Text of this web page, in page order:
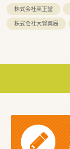
株式会社薬正堂
株式会社大賀薬局